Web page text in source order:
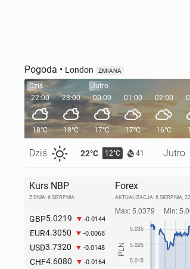
Pogoda • London ZMIANA
Dziś
22:00
18°C
Dziś 22°C 12°C 41 Jutro
23:00
18°C
Jutro
00:00
17°C
01:00
17°C
02:00
16°C
Kurs NBP
Z DNIA: 6 SIERPNIA
GBP5.0219 -0.0144
EUR4.3050 -0.0068
USD3.7320 -0.0148
CHF4.6080 -0.0164
Forex
AKTUALIZACJA: 6 SIERPNIA,